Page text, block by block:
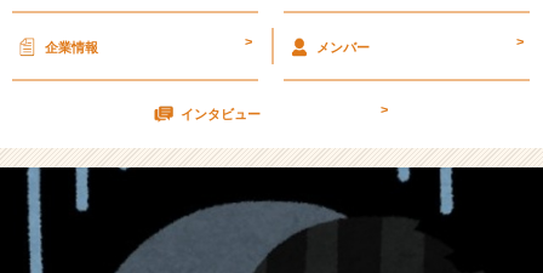
下
ま
す
式
社
企業情報 > メンバー >
インタビュー >